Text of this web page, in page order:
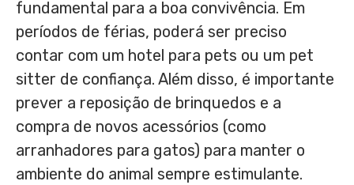
fundamental para a boa convivência. Em
períodos de férias, poderá ser preciso
contar com um hotel para pets ou um pet
sitter de confiança. Além disso, é importante
prever a reposição de brinquedos e a
compra de novos acessórios (como
arranhadores para gatos) para manter o
ambiente do animal sempre estimulante.